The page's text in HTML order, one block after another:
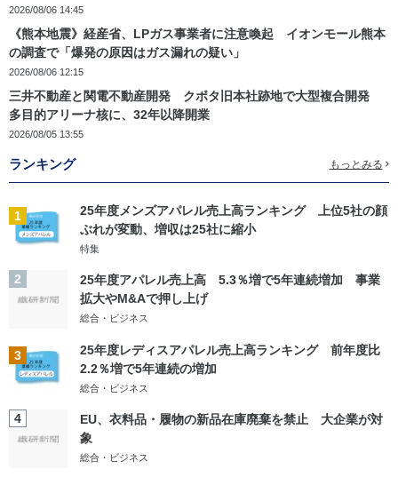
2026/08/06 14:45
《熊本地震》経産省、LPガス事業者に注意喚起 イオンモール熊本
の調査で「爆発の原因はガス漏れの疑い」
2026/08/06 12:15
三井不動産と関電不動産開発 クボタ旧本社跡地で大型複合開発
多目的アリーナ核に、32年以降開業
2026/08/05 13:55
ランキング もっとみる
1
25年度メンズアパレル売上高ランキング 上位5社の顔
ぶれが変動、増収は25社に縮小
特集
2
25年度アパレル売上高 5.3％増で5年連続増加 事業
拡大やM&Aで押し上げ
総合・ビジネス
3
25年度レディスアパレル売上高ランキング 前年度比
2.2％増で5年連続の増加
総合・ビジネス
4
EU、衣料品・履物の新品在庫廃棄を禁止 大企業が対
象
総合・ビジネス